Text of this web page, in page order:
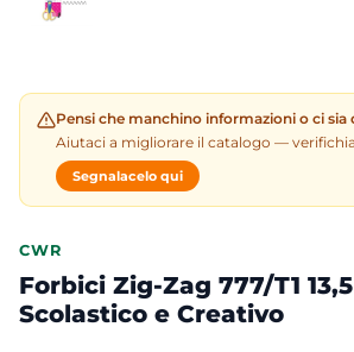
Pensi che manchino informazioni o ci sia
Aiutaci a migliorare il catalogo —
Segnalacelo qui
CWR
Forbici Zig-Zag 777/T1
Scolastico e Creativo